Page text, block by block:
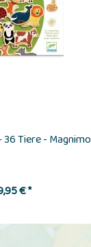
Tiere - Magnimo
€ *